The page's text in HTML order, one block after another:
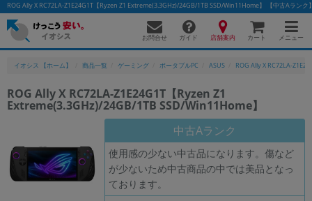
ROG Ally X RC72LA-Z1E24G1T【Ryzen Z1 Extreme(3.3GHz)/24GB/1TB SSD/Win11Home】 【中古Aラン
お問合せ ガイド 店舗案内 カート メニュー
イオシス 【ホーム】 商品一覧 ゲーミング ポータブルPC ASUS ROG Ally X RC72LA-
ROG Ally X RC72LA-Z1E24G1T【Ryzen Z1
Extreme(3.3GHz)/24GB/1TB SSD/Win11Home】
中古Aランク
使用感の少ない中古品になります。傷など
が少ないため中古商品の中では美品となっ
ております。